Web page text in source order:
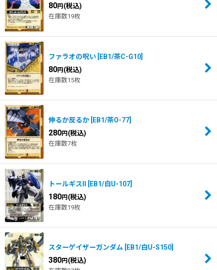
80円 (税込)
在庫数19枚
ファラオの呪い EB1/茶C-G10
80円 (税込)
在庫数15枚
伸るか反るか EB1/茶O-77
280円 (税込)
在庫数7枚
トールギスII EB1/白U-107
180円 (税込)
在庫数19枚
スターゲイザーガンダム EB1/白U-S150
380円 (税込)